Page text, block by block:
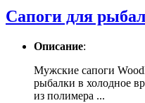
Сапоги для
Описание:
Мужские сапоги
рыбалки в холодное
из полимера ...